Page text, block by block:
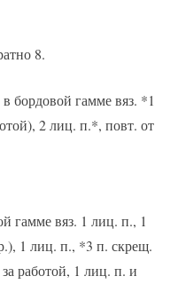
8.
бордовой гамме вяз. *1
2 лиц. п.*, повт. от
гамме вяз. 1 лиц. п., 1
1 лиц. п., *3 п. скрещ.
работой, 1 лиц. п. и